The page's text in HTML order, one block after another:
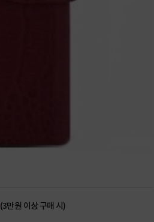
(3만원 이상 구매 시)